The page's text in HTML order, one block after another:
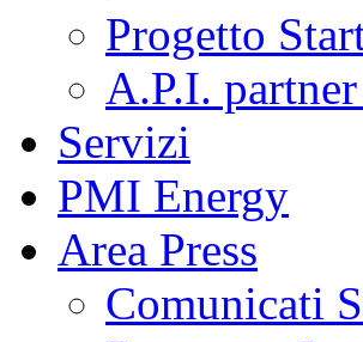
Progetto
A.P.I.
Servizi
PMI Energy
Area Press
Comunicati